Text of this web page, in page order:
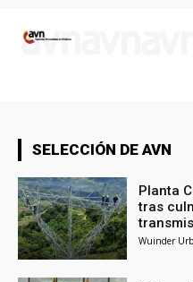
SELECCIÓN DE AVN
Planta
tras
Wuinder